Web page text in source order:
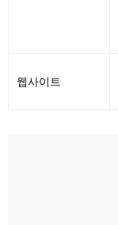
웹사이트